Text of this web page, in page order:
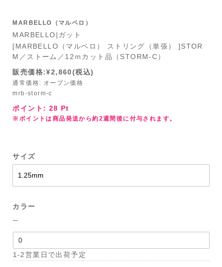
MARBELLO（マルベロ）
MARBELLO|ガット
[MARBELLO（マルベロ） ストリング（単張） ]STOR
M／ストーム／12ｍカット品（STORM-C）
販売価格:¥2,860(税込)
通常価格: オープン価格
mrb-storm-c
ポイント: 28 Pt
※ポイントは商品発送から約2週間後に付与されます。
サイズ
カラー
─
1-2営業日で出荷予定